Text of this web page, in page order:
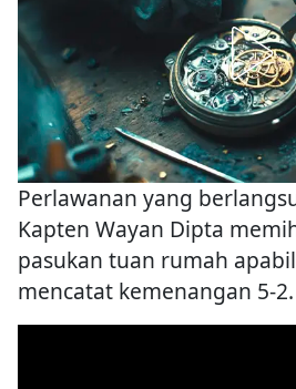
Perlawanan yang
Kapten Wayan Dipta
pasukan tuan rumah
mencatat kemenangan 5-2.